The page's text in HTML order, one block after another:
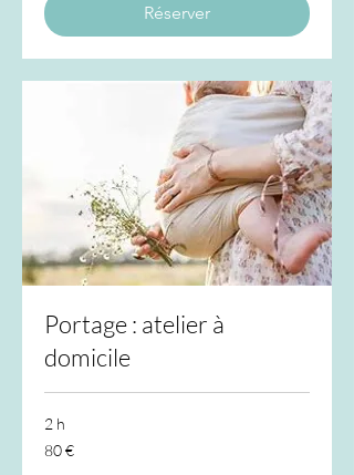
Réserver
Portage : atelier à
domicile
2 h
80
euros
80 €